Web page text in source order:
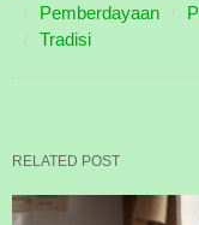
Pemberdayaan
Tradisi
RELATED POST